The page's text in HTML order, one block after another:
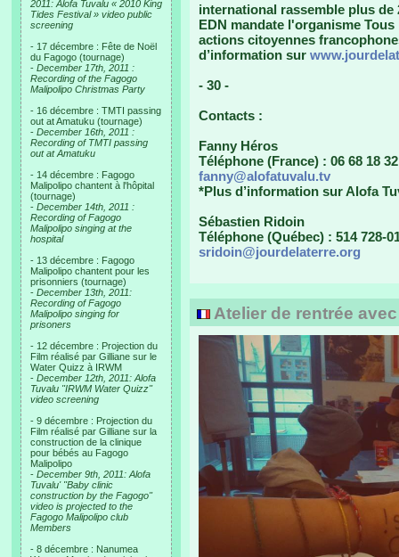
2011: Alofa Tuvalu « 2010 King
Tides Festival » video public
screening
- 17 décembre : Fête de Noël
du Fagogo (tournage)
- December 17th, 2011 :
Recording of the Fagogo
Malipolipo Christmas Party
- 16 décembre : TMTI passing
out at Amatuku (tournage)
- December 16th, 2011 :
Recording of TMTI passing
out at Amatuku
- 14 décembre : Fagogo
Malipolipo chantent à l'hôpital
(tournage)
- December 14th, 2011 :
Recording of Fagogo
Malipolipo singing at the
hospital
- 13 décembre : Fagogo
Malipolipo chantent pour les
prisonniers (tournage)
- December 13th, 2011:
Recording of Fagogo
Malipolipo singing for
prisoners
- 12 décembre : Projection du
Film réalisé par Gilliane sur le
Water Quizz à IRWM
- December 12th, 2011: Alofa
Tuvalu "IRWM Water Quizz"
video screening
- 9 décembre : Projection du
Film réalisé par Gilliane sur la
construction de la clinique
pour bébés au Fagogo
Malipolipo
- December 9th, 2011: Alofa
Tuvalu' "Baby clinic
construction by the Fagogo"
video is projected to the
Fagogo Malipolipo club
Members
- 8 décembre : Nanumea
international rassemble plus de
EDN mandate l'organisme
actions citoyennes
d’information sur
- 30 -
Contacts :
Fanny Héros
Téléphone (France) : 06 68 18
fanny@alofatuvalu.tv
*Plus d’information sur Alofa
Sébastien Ridoin
Téléphone (Québec) : 514 728-
sridoin@jourdelaterre.org
Atelier de rentrée